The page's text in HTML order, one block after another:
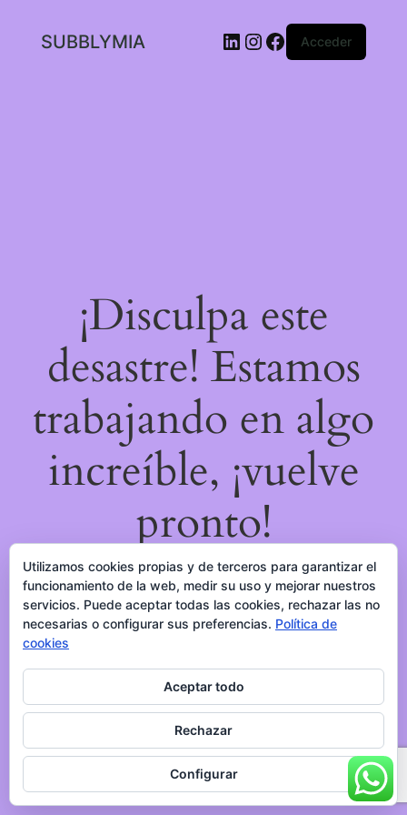
SUBBLYMIA LinkedIn
Instagram
Facebook
Acceder
¡Disculpa este
desastre! Estamos
trabajando en algo
increíble, ¡vuelve
pronto!
Utilizamos cookies propias y de terceros para garantizar el
funcionamiento de la web, medir su uso y mejorar nuestros
servicios. Puede aceptar todas las cookies, rechazar las no
necesarias o configurar sus preferencias. Política de
cookies
Aceptar todo
Rechazar
Configurar